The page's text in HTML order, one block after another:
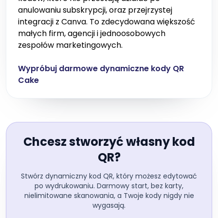
anulowaniu subskrypcji, oraz przejrzystej
integracji z Canva. To zdecydowana większość
małych firm, agencji i jednoosobowych
zespołów marketingowych.
Wypróbuj darmowe dynamiczne kody QR
Cake
Chcesz stworzyć własny kod
QR?
Stwórz dynamiczny kod QR, który możesz edytować
po wydrukowaniu. Darmowy start, bez karty,
nielimitowane skanowania, a Twoje kody nigdy nie
wygasają.